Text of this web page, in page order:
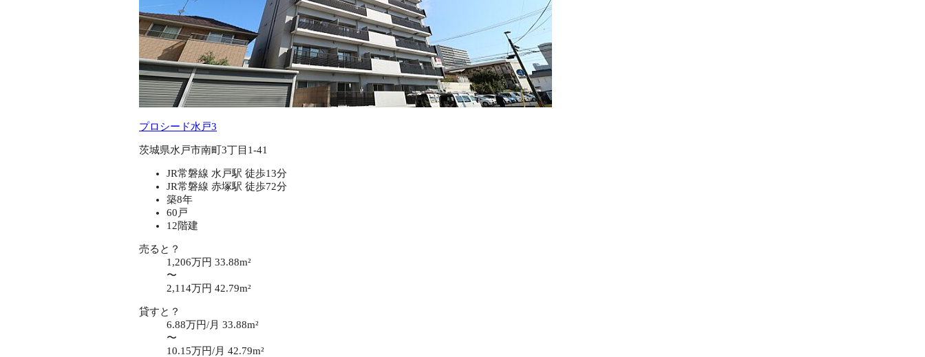
プロシード水戸3
茨城県水戸市南町3丁目1-41
JR常磐線 水戸駅 徒歩13分
JR常磐線 赤塚駅 徒歩72分
築8年
60戸
12階建
売ると？
1,206万円 33.88m²
〜
2,114万円 42.79m²
貸すと？
6.88万円/月 33.88m²
〜
10.15万円/月 42.79m²